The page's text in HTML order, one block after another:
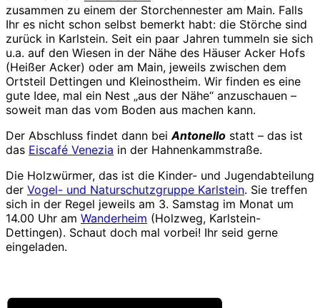
zusammen zu einem der Storchennester am Main. Falls
Ihr es nicht schon selbst bemerkt habt: die Störche sind
zurück in Karlstein. Seit ein paar Jahren tummeln sie sich
u.a. auf den Wiesen in der Nähe des Häuser Acker Hofs
(Heißer Acker) oder am Main, jeweils zwischen dem
Ortsteil Dettingen und Kleinostheim. Wir finden es eine
gute Idee, mal ein Nest „aus der Nähe“ anzuschauen –
soweit man das vom Boden aus machen kann.
Der Abschluss findet dann bei Antonello statt – das ist
das Eiscafé Venezia in der Hahnenkammstraße.
Die Holzwürmer, das ist die Kinder- und Jugendabteilung
der Vogel- und Naturschutzgruppe Karlstein. Sie treffen
sich in der Regel jeweils am 3. Samstag im Monat um
14.00 Uhr am Wanderheim (Holzweg, Karlstein-
Dettingen). Schaut doch mal vorbei! Ihr seid gerne
eingeladen.